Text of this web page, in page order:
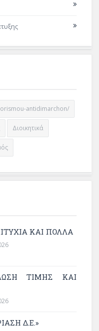
antidimarchon/
Διοικητικά
ΚΑΙ ΠΟΛΛΆ
ΤΙΜΉΣ ΚΑΙ
Δ.Ε.»